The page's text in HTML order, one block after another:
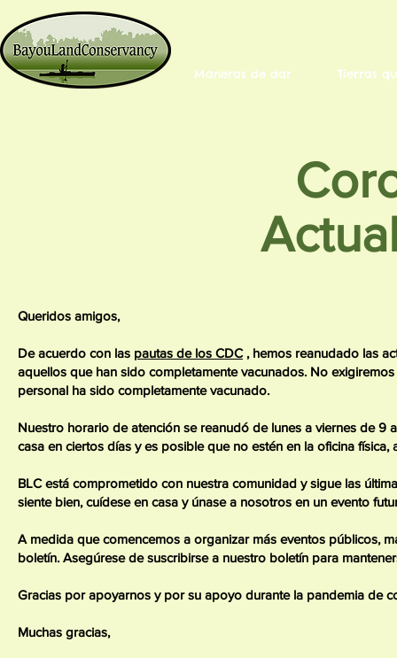
Maneras de dar Tierras
Queridos amigos,
De acuerdo con las pautas de los CDC, hemos reanudado las
aquellos que han sido completamente vacunados. No
personal ha sido completamente vacunado.
Nuestro horario de atención se reanudó de lunes a viernes de
casa en ciertos días y es posible que no estén en la oficina
BLC está comprometido con nuestra comunidad y sigue las
siente bien, cuídese en casa y únase a nosotros en un evento
A medida que comencemos a organizar más eventos públicos,
boletín. Asegúrese de suscribirse a nuestro boletín para
Gracias por apoyarnos y por su apoyo durante la pandemia de
Muchas gracias,